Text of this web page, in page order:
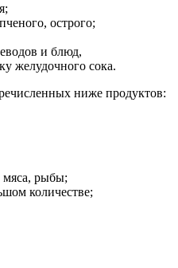
острого;
и блюд,
желудочного сока.
ниже продуктов:
мяса, рыбы;
количестве;